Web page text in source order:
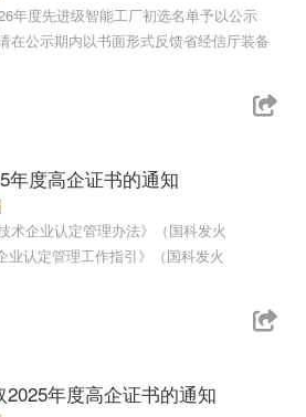
年度先进级智能工厂初选名单予以公示
在公示期内以书面形式反馈省经信厅装备
年度高企证书的通知
术企业认定管理办法》（国科发火
业认定管理工作指引》（国科发火
年度高企证书的通知